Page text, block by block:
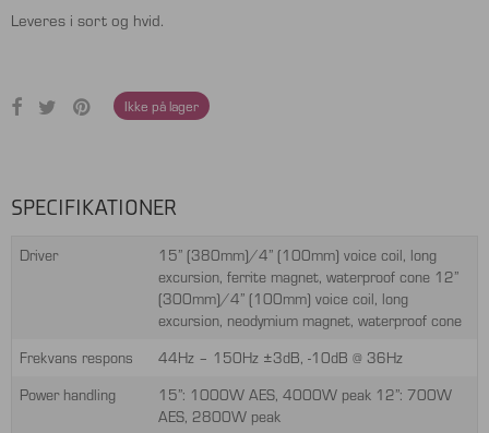
Leveres i sort og hvid.
Ikke på lager
SPECIFIKATIONER
Driver
15” (380mm)/4” (100mm) voice coil, long
excursion, ferrite magnet, waterproof cone 12”
(300mm)/4” (100mm) voice coil, long
excursion, neodymium magnet, waterproof cone
Frekvans respons
44Hz – 150Hz ±3dB, -10dB @ 36Hz
Power handling
15”: 1000W AES, 4000W peak 12”: 700W
AES, 2800W peak